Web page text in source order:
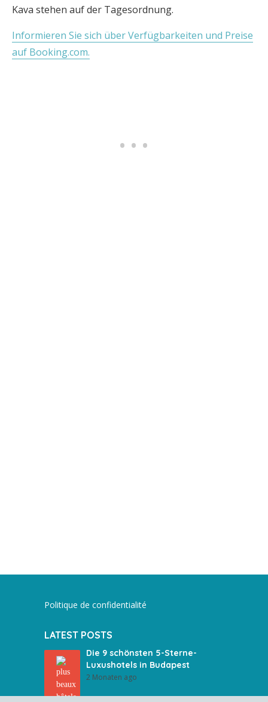
Kava stehen auf der Tagesordnung.
Informieren Sie sich über Verfügbarkeiten und Preise
auf Booking.com.
Politique de confidentialité
LATEST POSTS
Die 9 schönsten 5-Sterne-
Luxushotels in Budapest
2 Monaten ago